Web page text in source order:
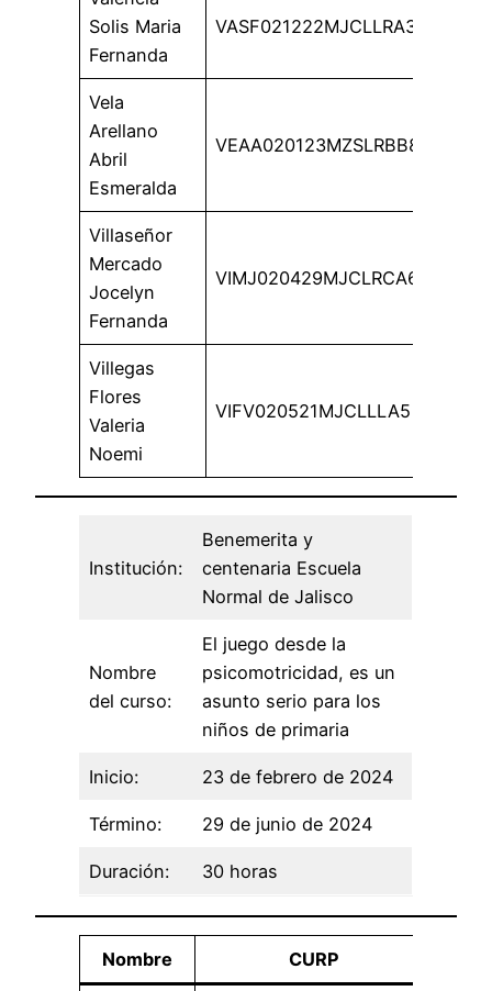
Solis Maria
Fernanda
VASF021222MJCLLRA3
Vela
Arellano
Abril
Esmeralda
VEAA020123MZSLRBB8
Villaseñor
Mercado
Jocelyn
Fernanda
VIMJ020429MJCLRCA6
Villegas
Flores
Valeria
Noemi
VIFV020521MJCLLLA5
Institución:
Benemerita y
centenaria Escuela
Normal de Jalisco
Nombre
del curso:
El juego desde la
psicomotricidad, es un
asunto serio para los
niños de primaria
Inicio: 23 de febrero de 2024
Término: 29 de junio de 2024
Duración: 30 horas
Nombre CURP